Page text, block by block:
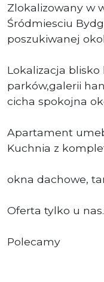
Zlokalizowany w
Śródmiesciu
poszukiwanej
Lokalizacja
parków,galerii
cicha spokojna
Apartament
Kuchnia z
okna dachowe,
Oferta tylko u nas.
Polecamy